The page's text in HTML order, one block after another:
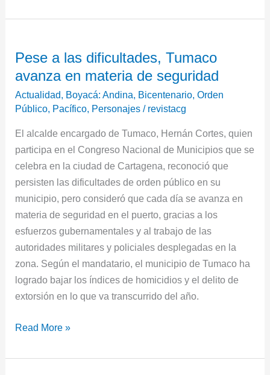
Pese a las dificultades, Tumaco
avanza en materia de seguridad
Actualidad, Boyacá: Andina, Bicentenario,Orden
Público, Pacífico, Personajes / revistacg
El alcalde encargado de Tumaco, Hernán Cortes, quien
participa en el Congreso Nacional de Municipios que se
celebra en la ciudad de Cartagena, reconoció que
persisten las dificultades de orden público en su
municipio, pero consideró que cada día se avanza en
materia de seguridad en el puerto, gracias a los
esfuerzos gubernamentales y al trabajo de las
autoridades militares y policiales desplegadas en la
zona. Según el mandatario, el municipio de Tumaco ha
logrado bajar los índices de homicidios y el delito de
extorsión en lo que va transcurrido del año.
a
las
dificultades,
Tumaco
en
materia
de
seguridad
Read More »